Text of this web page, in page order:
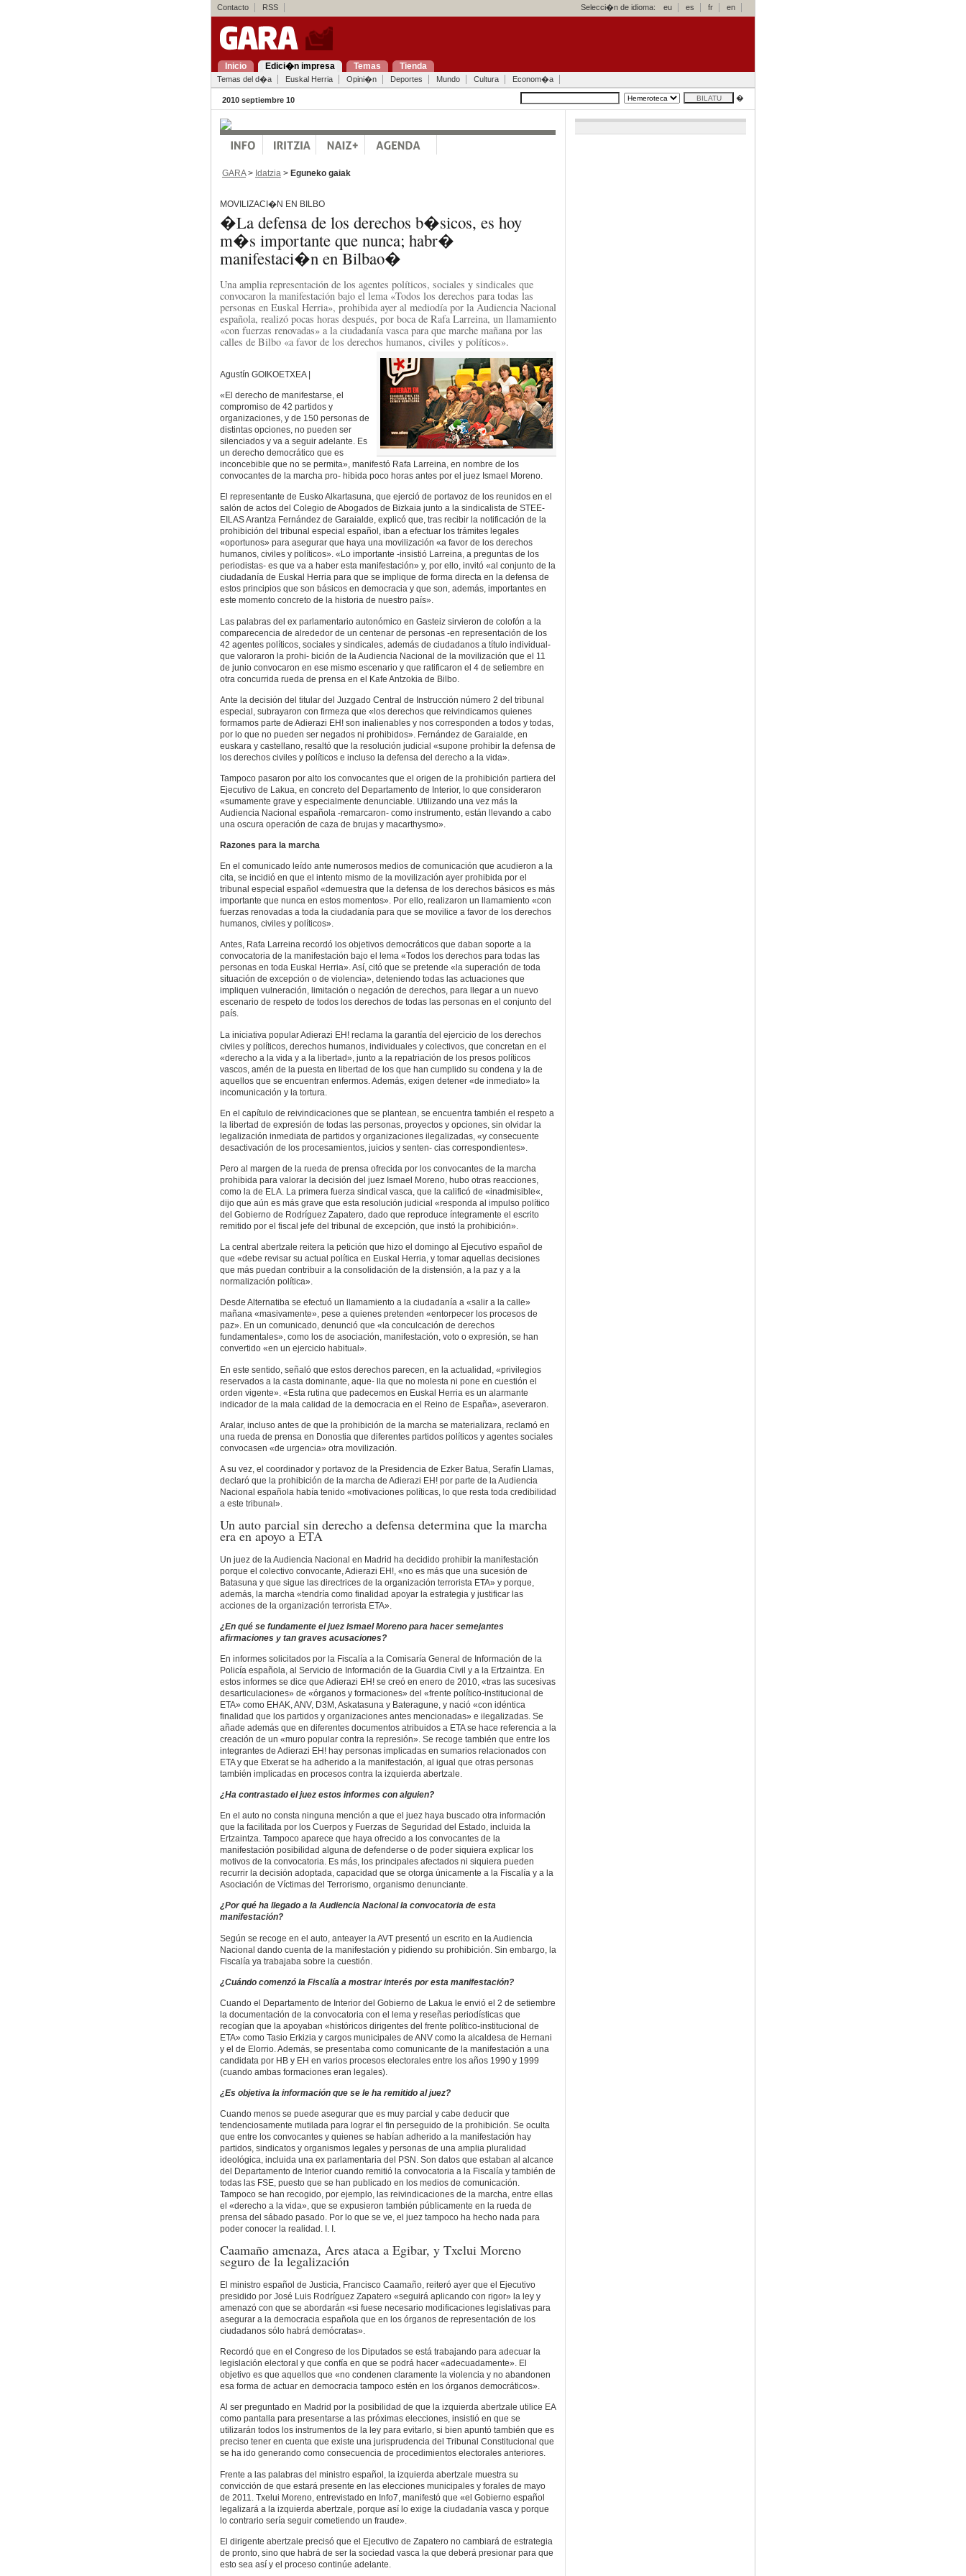
Contacto RSS Selecci�n de idioma: eu es fr en
Inicio Edici�n impresa Temas Tienda
Temas del d�a Euskal Herria Opini�n Deportes Mundo Cultura Econom�a
2010 septiembre 10 �
GARA> Idatzia > Eguneko gaiak
MOVILIZACI�N EN BILBO
�La defensa de los derechos b�sicos, es hoy
m�s importante que nunca; habr�
manifestaci�n en Bilbao�
Una amplia representación de los agentes políticos, sociales y sindicales que
convocaron la manifestación bajo el lema «Todos los derechos para todas las
personas en Euskal Herria», prohibida ayer al mediodía por la Audiencia Nacional
española, realizó pocas horas después, por boca de Rafa Larreina, un llamamiento
«con fuerzas renovadas» a la ciudadanía vasca para que marche mañana por las
calles de Bilbo «a favor de los derechos humanos, civiles y políticos».
Agustín GOIKOETXEA |
«El derecho de manifestarse, el
compromiso de 42 partidos y
organizaciones, y de 150 personas de
distintas opciones, no pueden ser
silenciados y va a seguir adelante. Es
un derecho democrático que es
inconcebible que no se permita», manifestó Rafa Larreina, en nombre de los
convocantes de la marcha pro- hibida poco horas antes por el juez Ismael Moreno.
El representante de Eusko Alkartasuna, que ejerció de portavoz de los reunidos en el
salón de actos del Colegio de Abogados de Bizkaia junto a la sindicalista de STEE-
EILAS Arantza Fernández de Garaialde, explicó que, tras recibir la notificación de la
prohibición del tribunal especial español, iban a efectuar los trámites legales
«oportunos» para asegurar que haya una movilización «a favor de los derechos
humanos, civiles y políticos». «Lo importante -insistió Larreina, a preguntas de los
periodistas- es que va a haber esta manifestación» y, por ello, invitó «al conjunto de la
ciudadanía de Euskal Herria para que se implique de forma directa en la defensa de
estos principios que son básicos en democracia y que son, además, importantes en
este momento concreto de la historia de nuestro país».
Las palabras del ex parlamentario autonómico en Gasteiz sirvieron de colofón a la
comparecencia de alrededor de un centenar de personas -en representación de los
42 agentes políticos, sociales y sindicales, además de ciudadanos a título individual-
que valoraron la prohi- bición de la Audiencia Nacional de la movilización que el 11
de junio convocaron en ese mismo escenario y que ratificaron el 4 de setiembre en
otra concurrida rueda de prensa en el Kafe Antzokia de Bilbo.
Ante la decisión del titular del Juzgado Central de Instrucción número 2 del tribunal
especial, subrayaron con firmeza que «los derechos que reivindicamos quienes
formamos parte de Adierazi EH! son inalienables y nos corresponden a todos y todas,
por lo que no pueden ser negados ni prohibidos». Fernández de Garaialde, en
euskara y castellano, resaltó que la resolución judicial «supone prohibir la defensa de
los derechos civiles y políticos e incluso la defensa del derecho a la vida».
Tampoco pasaron por alto los convocantes que el origen de la prohibición partiera del
Ejecutivo de Lakua, en concreto del Departamento de Interior, lo que consideraron
«sumamente grave y especialmente denunciable. Utilizando una vez más la
Audiencia Nacional española -remarcaron- como instrumento, están llevando a cabo
una oscura operación de caza de brujas y macarthysmo».
Razones para la marcha
En el comunicado leído ante numerosos medios de comunicación que acudieron a la
cita, se incidió en que el intento mismo de la movilización ayer prohibida por el
tribunal especial español «demuestra que la defensa de los derechos básicos es más
importante que nunca en estos momentos». Por ello, realizaron un llamamiento «con
fuerzas renovadas a toda la ciudadanía para que se movilice a favor de los derechos
humanos, civiles y políticos».
Antes, Rafa Larreina recordó los objetivos democráticos que daban soporte a la
convocatoria de la manifestación bajo el lema «Todos los derechos para todas las
personas en toda Euskal Herria». Así, citó que se pretende «la superación de toda
situación de excepción o de violencia», deteniendo todas las actuaciones que
impliquen vulneración, limitación o negación de derechos, para llegar a un nuevo
escenario de respeto de todos los derechos de todas las personas en el conjunto del
país.
La iniciativa popular Adierazi EH! reclama la garantía del ejercicio de los derechos
civiles y políticos, derechos humanos, individuales y colectivos, que concretan en el
«derecho a la vida y a la libertad», junto a la repatriación de los presos políticos
vascos, amén de la puesta en libertad de los que han cumplido su condena y la de
aquellos que se encuentran enfermos. Además, exigen detener «de inmediato» la
incomunicación y la tortura.
En el capítulo de reivindicaciones que se plantean, se encuentra también el respeto a
la libertad de expresión de todas las personas, proyectos y opciones, sin olvidar la
legalización inmediata de partidos y organizaciones ilegalizadas, «y consecuente
desactivación de los procesamientos, juicios y senten- cias correspondientes».
Pero al margen de la rueda de prensa ofrecida por los convocantes de la marcha
prohibida para valorar la decisión del juez Ismael Moreno, hubo otras reacciones,
como la de ELA. La primera fuerza sindical vasca, que la calificó de «inadmisible«,
dijo que aún es más grave que esta resolución judicial «responda al impulso político
del Gobierno de Rodríguez Zapatero, dado que reproduce íntegramente el escrito
remitido por el fiscal jefe del tribunal de excepción, que instó la prohibición».
La central abertzale reitera la petición que hizo el domingo al Ejecutivo español de
que «debe revisar su actual política en Euskal Herria, y tomar aquellas decisiones
que más puedan contribuir a la consolidación de la distensión, a la paz y a la
normalización política».
Desde Alternatiba se efectuó un llamamiento a la ciudadanía a «salir a la calle»
mañana «masivamente», pese a quienes pretenden «entorpecer los procesos de
paz». En un comunicado, denunció que «la conculcación de derechos
fundamentales», como los de asociación, manifestación, voto o expresión, se han
convertido «en un ejercicio habitual».
En este sentido, señaló que estos derechos parecen, en la actualidad, «privilegios
reservados a la casta dominante, aque- lla que no molesta ni pone en cuestión el
orden vigente». «Esta rutina que padecemos en Euskal Herria es un alarmante
indicador de la mala calidad de la democracia en el Reino de España», aseveraron.
Aralar, incluso antes de que la prohibición de la marcha se materializara, reclamó en
una rueda de prensa en Donostia que diferentes partidos políticos y agentes sociales
convocasen «de urgencia» otra movilización.
A su vez, el coordinador y portavoz de la Presidencia de Ezker Batua, Serafín Llamas,
declaró que la prohibición de la marcha de Adierazi EH! por parte de la Audiencia
Nacional española había tenido «motivaciones políticas, lo que resta toda credibilidad
a este tribunal».
Un auto parcial sin derecho a defensa determina que la marcha
era en apoyo a ETA
Un juez de la Audiencia Nacional en Madrid ha decidido prohibir la manifestación
porque el colectivo convocante, Adierazi EH!, «no es más que una sucesión de
Batasuna y que sigue las directrices de la organización terrorista ETA» y porque,
además, la marcha «tendría como finalidad apoyar la estrategia y justificar las
acciones de la organización terrorista ETA».
¿En qué se fundamente el juez Ismael Moreno para hacer semejantes
afirmaciones y tan graves acusaciones?
En informes solicitados por la Fiscalía a la Comisaría General de Información de la
Policía española, al Servicio de Información de la Guardia Civil y a la Ertzaintza. En
estos informes se dice que Adierazi EH! se creó en enero de 2010, «tras las sucesivas
desarticulaciones» de «órganos y formaciones» del «frente político-institucional de
ETA» como EHAK, ANV, D3M, Askatasuna y Bateragune, y nació «con idéntica
finalidad que los partidos y organizaciones antes mencionadas» e ilegalizadas. Se
añade además que en diferentes documentos atribuidos a ETA se hace referencia a la
creación de un «muro popular contra la represión». Se recoge también que entre los
integrantes de Adierazi EH! hay personas implicadas en sumarios relacionados con
ETA y que Etxerat se ha adherido a la manifestación, al igual que otras personas
también implicadas en procesos contra la izquierda abertzale.
¿Ha contrastado el juez estos informes con alguien?
En el auto no consta ninguna mención a que el juez haya buscado otra información
que la facilitada por los Cuerpos y Fuerzas de Seguridad del Estado, incluida la
Ertzaintza. Tampoco aparece que haya ofrecido a los convocantes de la
manifestación posibilidad alguna de defenderse o de poder siquiera explicar los
motivos de la convocatoria. Es más, los principales afectados ni siquiera pueden
recurrir la decisión adoptada, capacidad que se otorga únicamente a la Fiscalía y a la
Asociación de Víctimas del Terrorismo, organismo denunciante.
¿Por qué ha llegado a la Audiencia Nacional la convocatoria de esta
manifestación?
Según se recoge en el auto, anteayer la AVT presentó un escrito en la Audiencia
Nacional dando cuenta de la manifestación y pidiendo su prohibición. Sin embargo, la
Fiscalía ya trabajaba sobre la cuestión.
¿Cuándo comenzó la Fiscalía a mostrar interés por esta manifestación?
Cuando el Departamento de Interior del Gobierno de Lakua le envió el 2 de setiembre
la documentación de la convocatoria con el lema y reseñas periodísticas que
recogían que la apoyaban «históricos dirigentes del frente político-institucional de
ETA» como Tasio Erkizia y cargos municipales de ANV como la alcaldesa de Hernani
y el de Elorrio. Además, se presentaba como comunicante de la manifestación a una
candidata por HB y EH en varios procesos electorales entre los años 1990 y 1999
(cuando ambas formaciones eran legales).
¿Es objetiva la información que se le ha remitido al juez?
Cuando menos se puede asegurar que es muy parcial y cabe deducir que
tendenciosamente mutilada para lograr el fin perseguido de la prohibición. Se oculta
que entre los convocantes y quienes se habían adherido a la manifestación hay
partidos, sindicatos y organismos legales y personas de una amplia pluralidad
ideológica, incluida una ex parlamentaria del PSN. Son datos que estaban al alcance
del Departamento de Interior cuando remitió la convocatoria a la Fiscalía y también de
todas las FSE, puesto que se han publicado en los medios de comunicación.
Tampoco se han recogido, por ejemplo, las reivindicaciones de la marcha, entre ellas
el «derecho a la vida», que se expusieron también públicamente en la rueda de
prensa del sábado pasado. Por lo que se ve, el juez tampoco ha hecho nada para
poder conocer la realidad. I. I.
Caamaño amenaza, Ares ataca a Egibar, y Txelui Moreno
seguro de la legalización
El ministro español de Justicia, Francisco Caamaño, reiteró ayer que el Ejecutivo
presidido por José Luis Rodríguez Zapatero «seguirá aplicando con rigor» la ley y
amenazó con que se abordarán «si fuese necesario modificaciones legislativas para
asegurar a la democracia española que en los órganos de representación de los
ciudadanos sólo habrá demócratas».
Recordó que en el Congreso de los Diputados se está trabajando para adecuar la
legislación electoral y que confía en que se podrá hacer «adecuadamente». El
objetivo es que aquellos que «no condenen claramente la violencia y no abandonen
esa forma de actuar en democracia tampoco estén en los órganos democráticos».
Al ser preguntado en Madrid por la posibilidad de que la izquierda abertzale utilice EA
como pantalla para presentarse a las próximas elecciones, insistió en que se
utilizarán todos los instrumentos de la ley para evitarlo, si bien apuntó también que es
preciso tener en cuenta que existe una jurisprudencia del Tribunal Constitucional que
se ha ido generando como consecuencia de procedimientos electorales anteriores.
Frente a las palabras del ministro español, la izquierda abertzale muestra su
convicción de que estará presente en las elecciones municipales y forales de mayo
de 2011. Txelui Moreno, entrevistado en Info7, manifestó que «el Gobierno español
legalizará a la izquierda abertzale, porque así lo exige la ciudadanía vasca y porque
lo contrario sería seguir cometiendo un fraude».
El dirigente abertzale precisó que el Ejecutivo de Zapatero no cambiará de estrategia
de pronto, sino que habrá de ser la sociedad vasca la que deberá presionar para que
esto sea así y el proceso continúe adelante.